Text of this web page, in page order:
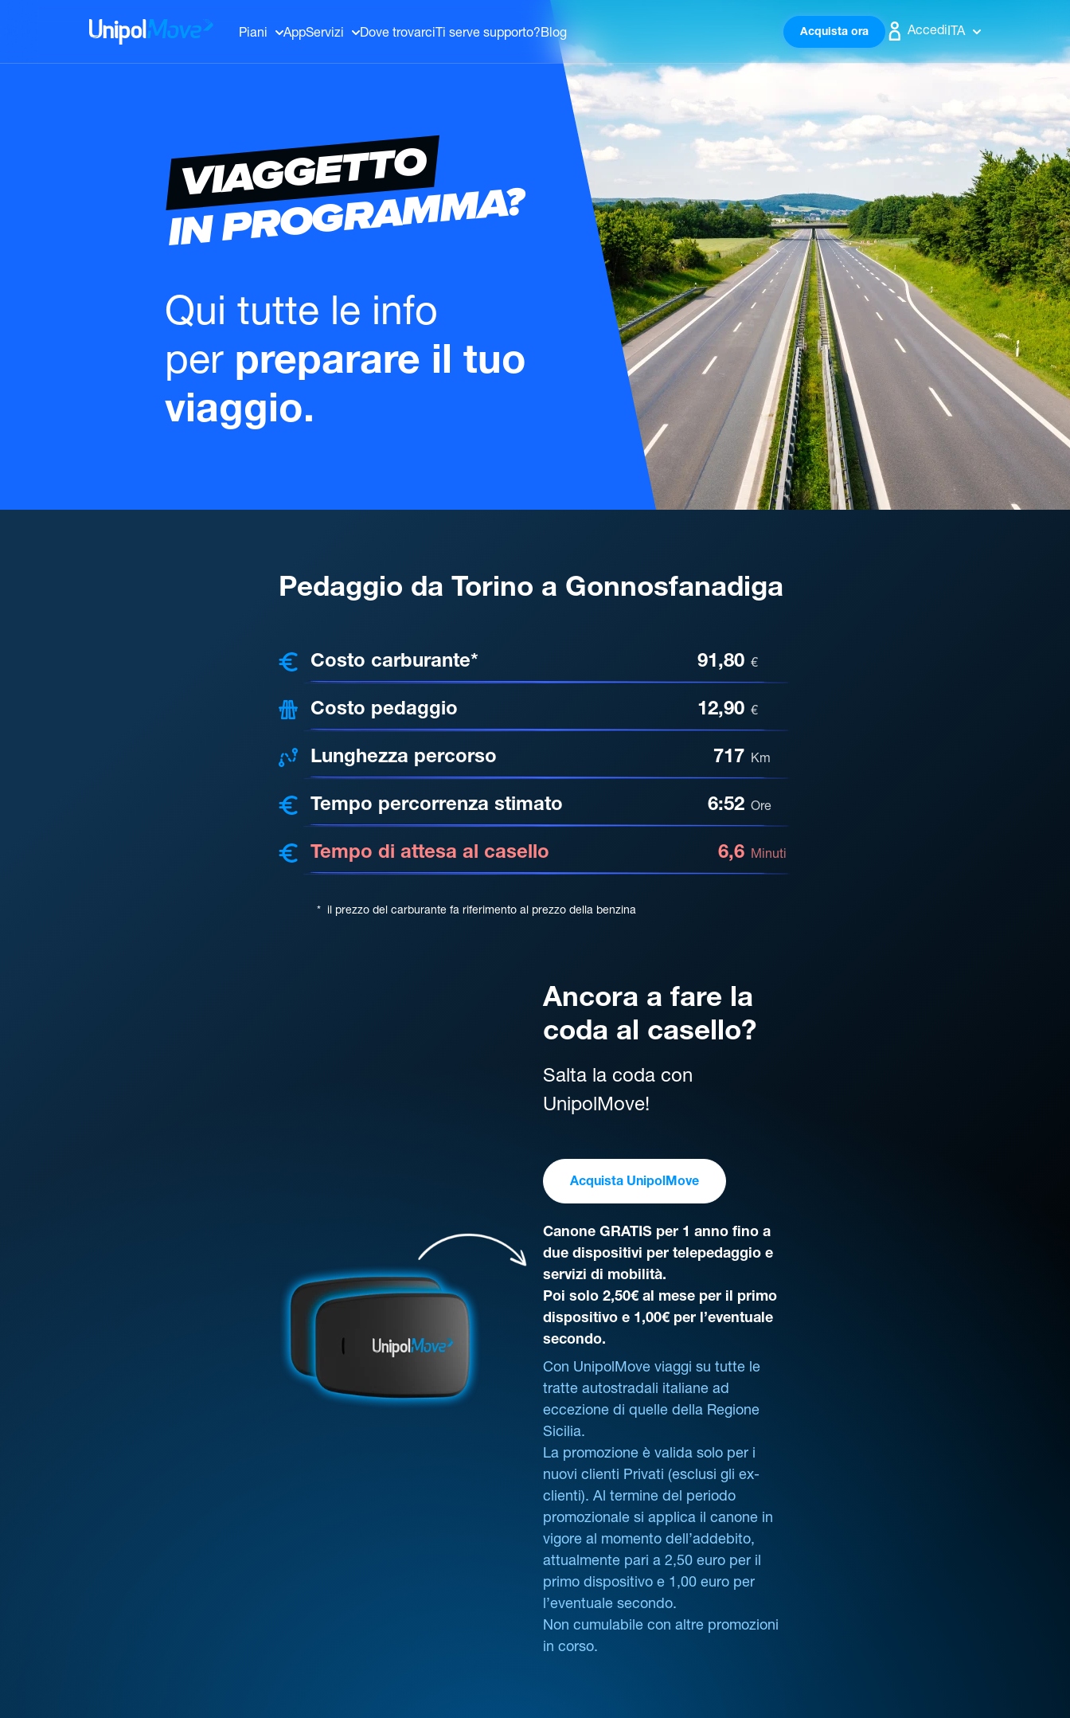
UnipolMove Piani AppServizi Dove trovarci Ti serve supporto?Blog Acquista ora AccediITA
VIAGGETTO
IN PROGRAMMA?
Qui tutte le info
per preparare il tuo
viaggio.
Pedaggio da Torino a Gonnosfanadiga
Costo carburante* 91,80 €
Costo pedaggio 12,90 €
Lunghezza percorso 717 Km
Tempo percorrenza stimato 6:52 Ore
Tempo di attesa al casello 6,6 Minuti
* il prezzo del carburante fa riferimento al prezzo della benzina
Ancora a fare la
coda al casello?
Salta la coda con
UnipolMove!
Acquista UnipolMove
Canone GRATIS per 1 anno fino a
due dispositivi per telepedaggio e
servizi di mobilità.
Poi solo 2,50€ al mese per il primo
dispositivo e 1,00€ per l’eventuale
secondo.
Con UnipolMove viaggi su tutte le
tratte autostradali italiane ad
eccezione di quelle della Regione
Sicilia.
La promozione è valida solo per i
nuovi clienti Privati (esclusi gli ex-
clienti). Al termine del periodo
promozionale si applica il canone in
vigore al momento dell’addebito,
attualmente pari a 2,50 euro per il
primo dispositivo e 1,00 euro per
l’eventuale secondo.
Non cumulabile con altre promozioni
in corso.